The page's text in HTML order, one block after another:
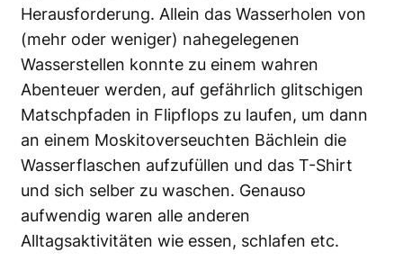
Herausforderung. Allein das Wasserholen von
(mehr oder weniger) nahegelegenen
Wasserstellen konnte zu einem wahren
Abenteuer werden, auf gefährlich glitschigen
Matschpfaden in Flipflops zu laufen, um dann
an einem Moskitoverseuchten Bächlein die
Wasserflaschen aufzufüllen und das T-Shirt
und sich selber zu waschen. Genauso
aufwendig waren alle anderen
Alltagsaktivitäten wie essen, schlafen etc.